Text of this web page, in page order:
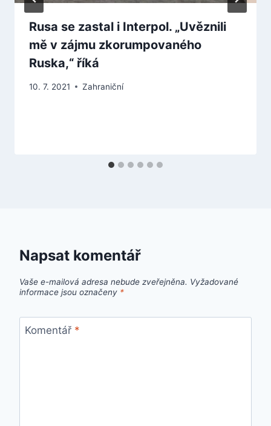
Rusa se zastal i Interpol. „Uvěznili
mě v zájmu zkorumpovaného
Ruska,“ říká
10. 7. 2021 Zahraniční
Napsat komentář
Vaše e-mailová adresa nebude zveřejněna. Vyžadované
informace jsou označeny *
Komentář *